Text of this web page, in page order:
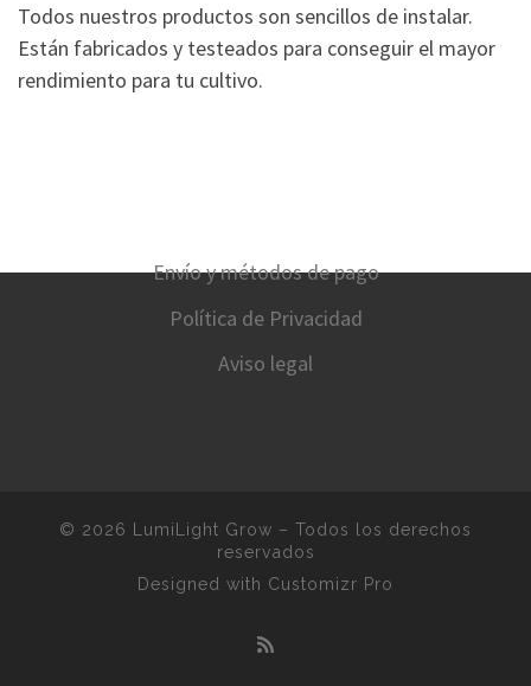
Todos nuestros productos son sencillos de instalar.
Están fabricados y testeados para conseguir el mayor
rendimiento para tu cultivo.
Envío y métodos de pago
Política de Privacidad
Aviso legal
© 2026 LumiLight Grow – Todos los derechos
reservados
Designed with Customizr Pro